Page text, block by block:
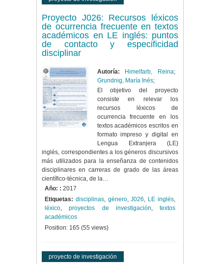
Proyecto J026: Recursos léxicos
de ocurrencia frecuente en textos
académicos en LE inglés: puntos
de contacto y especificidad
disciplinar
Autoría: Himelfarb, Reina;
Grundnig, María Inés;
El objetivo del proyecto
consiste en relevar los
recursos léxicos de
ocurrencia frecuente en los
textos académicos escritos en
formato impreso y digital en
Lengua Extranjera (LE)
inglés, correspondientes a los géneros discursivos
más utilizados para la enseñanza de contenidos
disciplinares en carreras de grado de las áreas
científico-técnica, de la…
Año: : 2017
Etiquetas: disciplinas, género,J026, LE inglés,
léxico,proyectos de investigación, textos
académicos
Position: 165 (55 views)
proyecto de investigación